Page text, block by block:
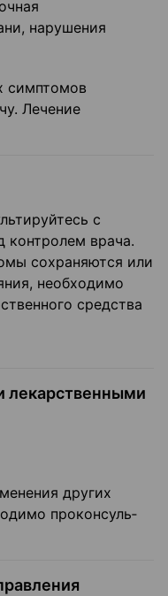
нарушения
симптомов
Лечение
с
контролем врача.
сохраняются или
необходимо
средства
лекарственными
других
проконсуль­